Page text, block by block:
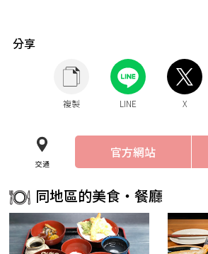
分享
複製 LINE X
交通
官方網站
同地區的美食・餐廳